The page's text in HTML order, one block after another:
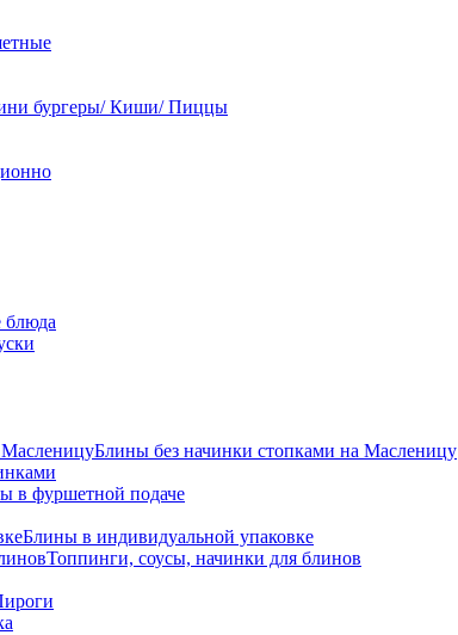
бургеры/ Киши/ Пиццы
блюда
Блины без начинки стопками на Масленицу
в фуршетной подаче
Блины в индивидуальной упаковке
Топпинги, соусы, начинки для блинов